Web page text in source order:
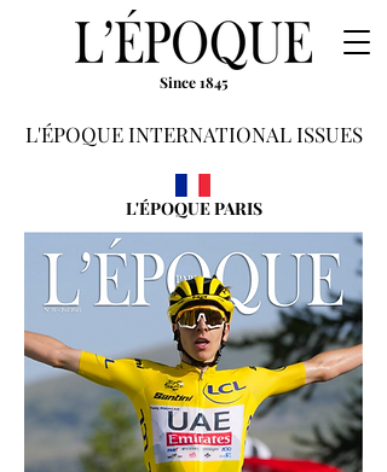
Since 1845
L'ÉPOQUE INTERNATIONAL ISSUES
L'ÉPOQUE PARIS